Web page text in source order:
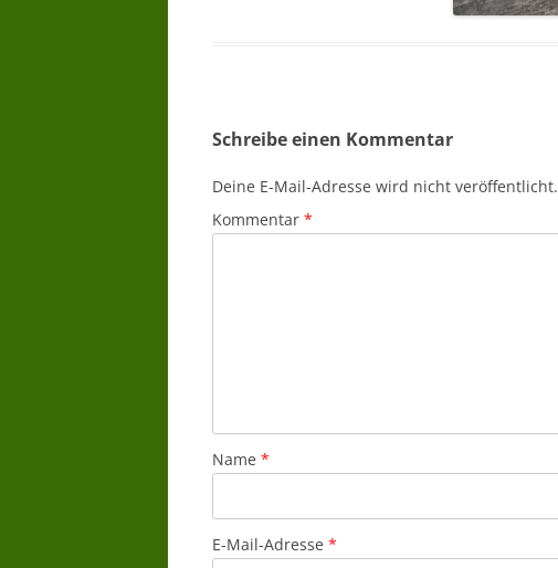
Schreibe einen Kommentar
Deine E-Mail-Adresse wird nicht veröffentlicht.
Kommentar *
Name *
E-Mail-Adresse *